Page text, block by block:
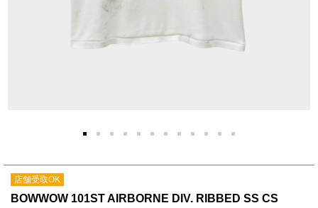
店舗受取OK
BOWWOW 101ST AIRBORNE DIV. RIBBED SS CS